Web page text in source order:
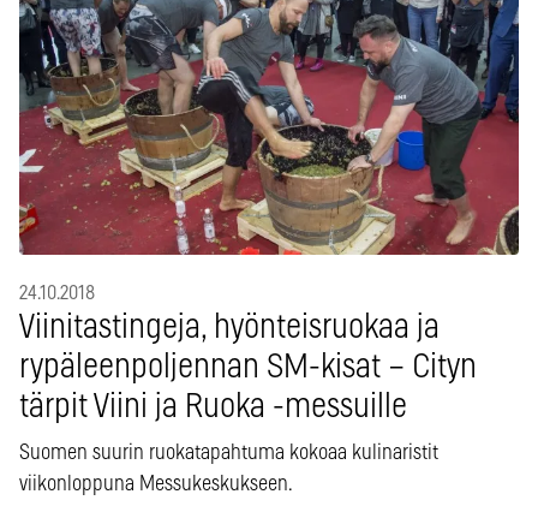
24.10.2018
Viinitastingeja, hyönteisruokaa ja
rypäleenpoljennan SM-kisat – Cityn
tärpit Viini ja Ruoka -messuille
Suomen suurin ruokatapahtuma kokoaa kulinaristit
viikonloppuna Messukeskukseen.